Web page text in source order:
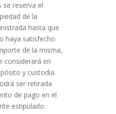
reserva el
de la
hasta que
haya satisfecho
de la misma,
considerará en
y custodia.
ser retirada
de pago en el
estipulado.